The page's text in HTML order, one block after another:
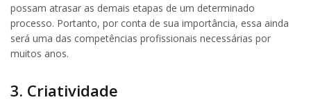
possam atrasar as demais etapas de um determinado
processo. Portanto, por conta de sua importância, essa ainda
será uma das competências profissionais necessárias por
muitos anos.
3. Criatividade